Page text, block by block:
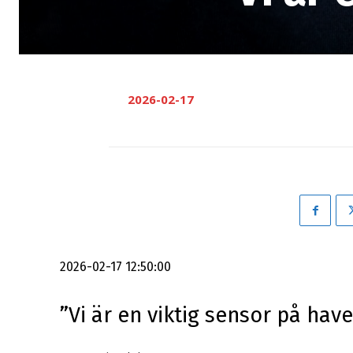
2026-02-17
2026-02-17 12:50:00
”Vi är en viktig sensor på